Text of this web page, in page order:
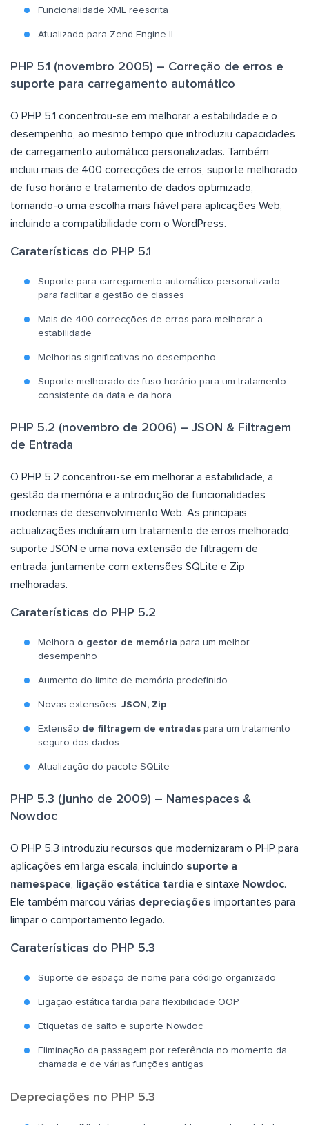
Funcionalidade XML reescrita
Atualizado para Zend Engine II
PHP 5.1 (novembro 2005) – Correção de erros e
suporte para carregamento automático
O PHP 5.1 concentrou-se em melhorar a estabilidade e o
desempenho, ao mesmo tempo que introduziu capacidades
de carregamento automático personalizadas. Também
incluiu mais de 400 correcções de erros, suporte melhorado
de fuso horário e tratamento de dados optimizado,
tornando-o uma escolha mais fiável para aplicações Web,
incluindo a compatibilidade com o WordPress.
Caraterísticas do PHP 5.1
Suporte para carregamento automático personalizado
para facilitar a gestão de classes
Mais de 400 correcções de erros para melhorar a
estabilidade
Melhorias significativas no desempenho
Suporte melhorado de fuso horário para um tratamento
consistente da data e da hora
PHP 5.2 (novembro de 2006) – JSON & Filtragem
de Entrada
O PHP 5.2 concentrou-se em melhorar a estabilidade, a
gestão da memória e a introdução de funcionalidades
modernas de desenvolvimento Web. As principais
actualizações incluíram um tratamento de erros melhorado,
suporte JSON e uma nova extensão de filtragem de
entrada, juntamente com extensões SQLite e Zip
melhoradas.
Caraterísticas do PHP 5.2
Melhora o gestor de memória para um melhor
desempenho
Aumento do limite de memória predefinido
Novas extensões: JSON, Zip
Extensão de filtragem de entradas para um tratamento
seguro dos dados
Atualização do pacote SQLite
PHP 5.3 (junho de 2009) – Namespaces &
Nowdoc
O PHP 5.3 introduziu recursos que modernizaram o PHP para
aplicações em larga escala, incluindo suporte a
namespace, ligação estática tardia e sintaxe Nowdoc.
Ele também marcou várias depreciações importantes para
limpar o comportamento legado.
Caraterísticas do PHP 5.3
Suporte de espaço de nome para código organizado
Ligação estática tardia para flexibilidade OOP
Etiquetas de salto e suporte Nowdoc
Eliminação da passagem por referência no momento da
chamada e de várias funções antigas
Depreciações no PHP 5.3